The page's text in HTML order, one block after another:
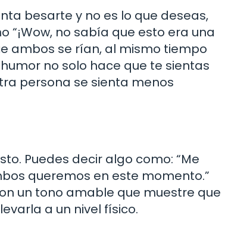
besarte y no es lo que deseas,
no sabía que esto era una
ambos se rían, al mismo tiempo
no solo hace que te sientas
persona se sienta menos
Puedes decir algo como: “Me
queremos en este momento.”
un tono amable que muestre que
a un nivel físico.